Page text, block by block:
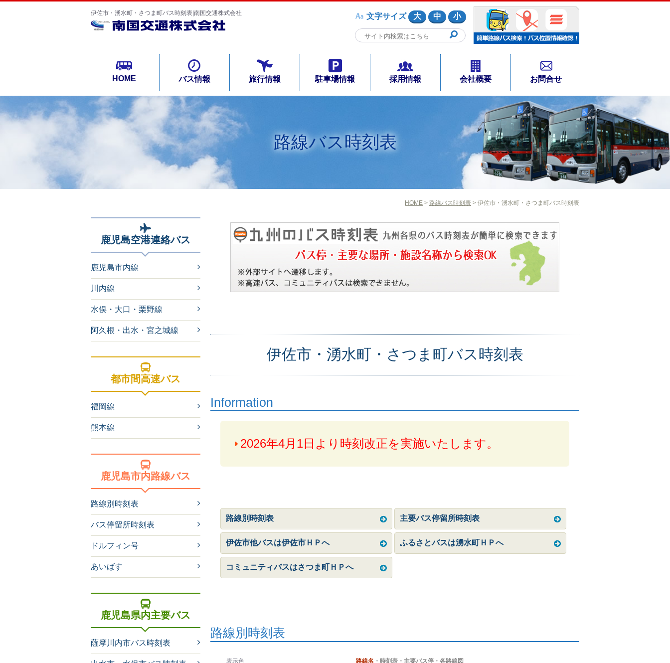
伊佐市・湧水町・さつま町バス時刻表|南国交通株式会社 文字サイズ 大 中 小
HOME バス情報 旅行情報 駐車場情報 採用情報 会社概要 お問合せ
路線バス時刻表
HOME > 路線バス時刻表 > 伊佐市・湧水町・さつま町バス時刻表
伊佐市・湧水町・さつま町バス時刻表
Information
2026年4月1日より時刻改正を実施いたします。
路線別時刻表 主要バス停留所時刻表
伊佐市他バスは伊佐市ＨＰへ ふるさとバスは湧水町ＨＰへ
コミュニティバスはさつま町ＨＰへ
路線別時刻表
表示色 路線名 ・時刻表・主要バス停・各路線図
鹿児島空港連絡バス
鹿児島市内線
川内線
水俣・大口・栗野線
阿久根・出水・宮之城線
都市間高速バス
福岡線
熊本線
鹿児島市内路線バス
路線別時刻表
バス停留所時刻表
ドルフィン号
あいばす
鹿児島県内主要バス
薩摩川内市バス時刻表